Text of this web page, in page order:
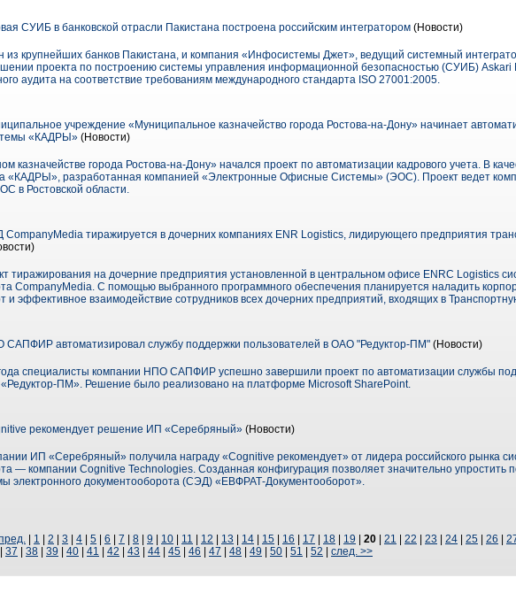
СУИБ в банковской отрасли Пакистана построена российским интегратором (Новости)
из крупнейших банков Пакистана, и компания «Инфосистемы Джет», ведущий системный
проекта по построению системы управления информационной безопасностью (СУИБ) Askari
аудита на соответствие требованиям международного стандарта ISO 27001:2005.
учреждение «Муниципальное казначейство города Ростова-на-Дону» начинает
«КАДРЫ» (Новости)
казначействе города Ростова-на-Дону» начался проект по автоматизации кадрового учета. В
«КАДРЫ», разработанная компанией «Электронные Офисные Системы» (ЭОС). Проект ведет
в Ростовской области.
тиражируется в дочерних компаниях ENR Logistics, лидирующего предприятия
тиражирования на дочерние предприятия установленной в центральном офисе ENRC Logistics
CompanyMedia. С помощью выбранного программного обеспечения планируется наладить
и эффективное взаимодействие сотрудников всех дочерних предприятий, входящих в
САПФИР автоматизировал службу поддержки пользователей в ОАО "Редуктор-ПМ" (Новости)
специалисты компании НПО САПФИР успешно завершили проект по автоматизации службы
ПМ». Решение было реализовано на платформе Microsoft SharePoint.
рекомендует решение ИП «Серебряный» (Новости)
ИП «Серебряный» получила награду «Cognitive рекомендует» от лидера российского рынка
— компании Cognitive Technologies. Созданная конфигурация позволяет значительно упростить
электронного документооборота (СЭД) «ЕВФРАТ-Документооборот».
1 2 3 4 5 6 7 8 9 10 11 12 13 14 15 16 17 18 19 20 21 22 23 24 25 26
37 38 39 40 41 42 43 44 45 46 47 48 49 50 51 52 след. >>